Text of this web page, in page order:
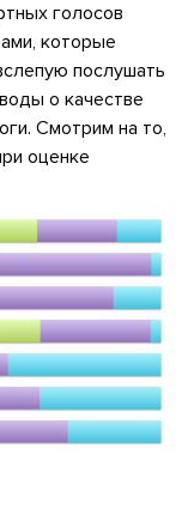
голосов
которые
послушать
о качестве
Смотрим на то,
оценке